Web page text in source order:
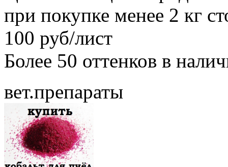
при покупке менее 2 кг
100 руб/лист
Более 50 оттенков в
вет.препараты